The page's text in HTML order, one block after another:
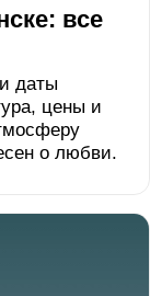
все
даты
цены и
о любви.